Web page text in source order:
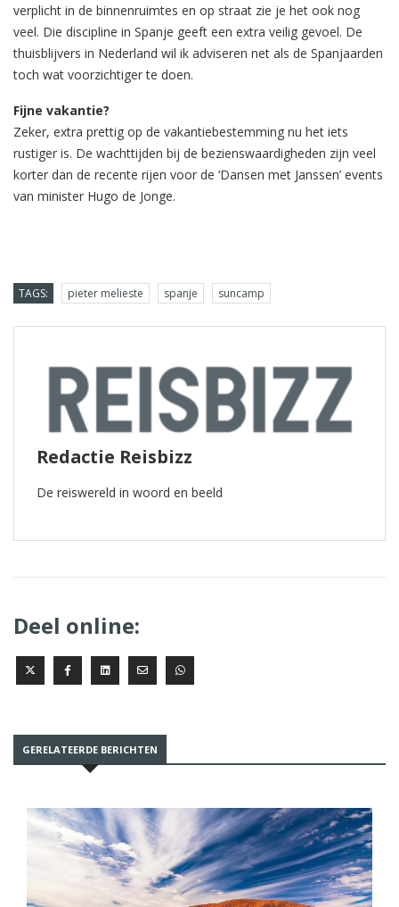
verplicht in de binnenruimtes en op straat zie je het ook nog
veel. Die discipline in Spanje geeft een extra veilig gevoel. De
thuisblijvers in Nederland wil ik adviseren net als de Spanjaarden
toch wat voorzichtiger te doen.
Fijne vakantie?
Zeker, extra prettig op de vakantiebestemming nu het iets
rustiger is. De wachttijden bij de bezienswaardigheden zijn veel
korter dan de recente rijen voor de ‘Dansen met Janssen’ events
van minister Hugo de Jonge.
TAGS: pieter melieste spanje suncamp
Redactie Reisbizz
De reiswereld in woord en beeld
Deel online:
GERELATEERDE BERICHTEN